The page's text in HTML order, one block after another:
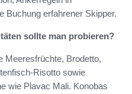
Buchung erfahrener Skipper.
sollte man probieren?
Meeresfrüchte, Brodetto,
Risotto sowie
wie Plavac Mali. Konobas